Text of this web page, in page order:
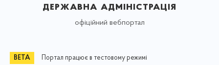
державна адміністрація
офіційний вебпортал
Портал працює в тестовому режимі